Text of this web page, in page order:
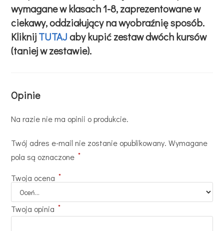
wymagane w klasach 1-8, zaprezentowane w
ciekawy, oddziałujący na wyobraźnię sposób.
KliknijTUTAJaby kupić zestaw dwóch kursów
(taniej w zestawie).
Opinie
Na razie nie ma opinii o produkcie.
Twój adres e-mail nie zostanie opublikowany. Wymagane
pola są oznaczone *
Twoja ocena *
Twoja opinia *